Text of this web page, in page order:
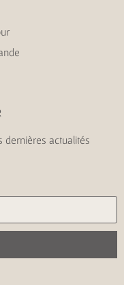
dernières actualités